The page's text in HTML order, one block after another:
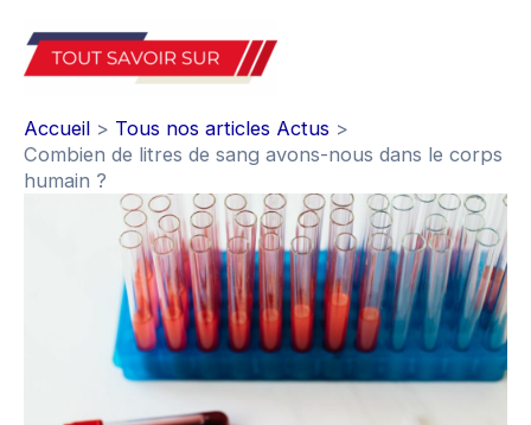
contenu
Accueil
Tous nos articles Actus
Combien de litres de sang avons-nous dans le corps
humain ?